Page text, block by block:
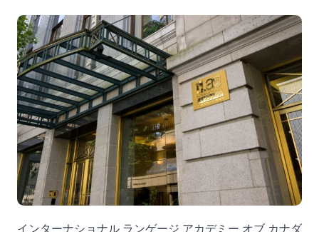
インターナショナル ランゲージ アカデミー オブ カナダ